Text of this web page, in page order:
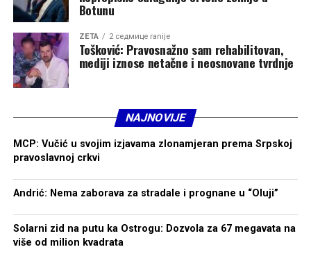
Botunu
ZETA 2 седмице ranije
Tošković: Pravosnažno sam rehabilitovan,
mediji iznose netačne i neosnovane tvrdnje
NAJNOVIJE
MCP: Vučić u svojim izjavama zlonamjeran prema Srpskoj
pravoslavnoj crkvi
Andrić: Nema zaborava za stradale i prognane u “Oluji”
Solarni zid na putu ka Ostrogu: Dozvola za 67 megavata na
više od milion kvadrata